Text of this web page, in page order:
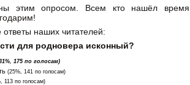
этим опросом. Всем кто нашёл время
наших читателей:
для родновера исконный?
175 по голосам)
(25%, 141 по голосам)
113 по голосам)